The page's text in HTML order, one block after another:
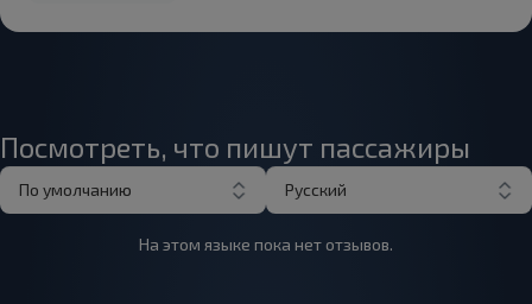
Посмотреть, что пишут пассажиры
По умолчанию Русский
На этом языке пока нет отзывов.